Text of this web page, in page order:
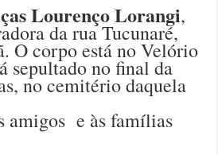
Lourenço Lorangi,
da rua Tucunaré,
O corpo está no Velório
sepultado no final da
no cemitério daquela
amigos e às famílias